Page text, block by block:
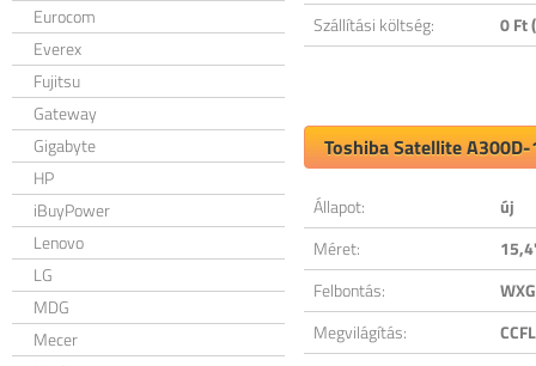
Eurocom
Everex
Fujitsu
Gateway
Gigabyte
HP
iBuyPower
Lenovo
LG
MDG
Mecer
Szállítási költség:
0 Ft
Toshiba Satellite
Állapot:
új
Méret:
Felbontás:
Megvilágítás:
CCFL